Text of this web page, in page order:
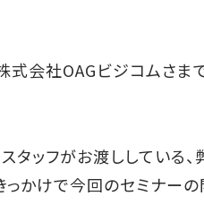
式会社OAGビジコムさま
タッフがお渡ししている、
っかけで今回のセミナー